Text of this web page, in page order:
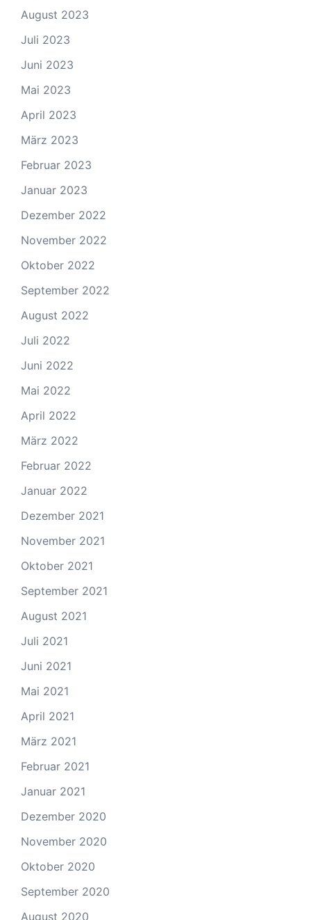
August 2023
Juli 2023
Juni 2023
Mai 2023
April 2023
März 2023
Februar 2023
Januar 2023
Dezember 2022
November 2022
Oktober 2022
September 2022
August 2022
Juli 2022
Juni 2022
Mai 2022
April 2022
März 2022
Februar 2022
Januar 2022
Dezember 2021
November 2021
Oktober 2021
September 2021
August 2021
Juli 2021
Juni 2021
Mai 2021
April 2021
März 2021
Februar 2021
Januar 2021
Dezember 2020
November 2020
Oktober 2020
September 2020
August 2020